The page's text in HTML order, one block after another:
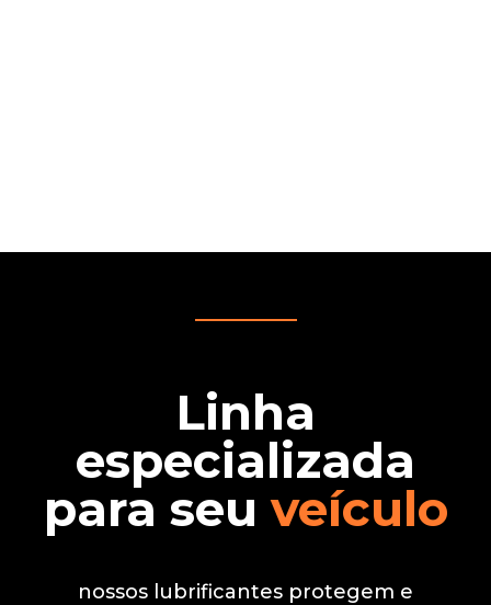
Linha
especializada
para seu veículo
nossos lubrificantes protegem e